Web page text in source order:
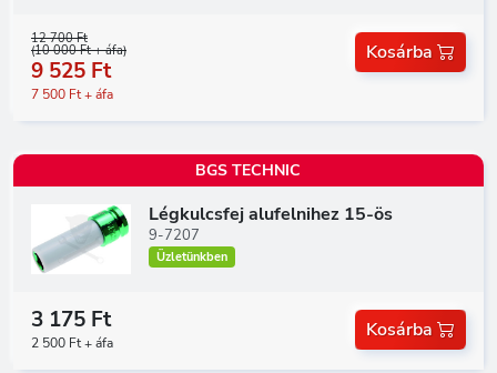
12 700 Ft
(10 000 Ft + áfa)
9 525 Ft
7 500 Ft + áfa
Kosárba
BGS TECHNIC
Légkulcsfej alufelnihez 15-ös
9-7207
Üzletünkben
3 175 Ft
2 500 Ft + áfa
Kosárba